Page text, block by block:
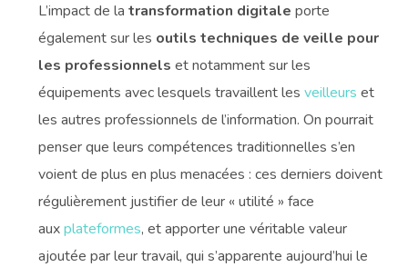
L’impact de latransformation digitale porte
également sur les outils techniques de veille pour
les professionnels et notamment sur les
équipements avec lesquels travaillent lesveilleurs et
les autres professionnels de l’information. On pourrait
penser que leurs compétences traditionnelles s’en
voient de plus en plus menacées : ces derniers doivent
régulièrement justifier de leur « utilité » face
auxplateformes, et apporter une véritable valeur
ajoutée par leur travail, qui s’apparente aujourd’hui le